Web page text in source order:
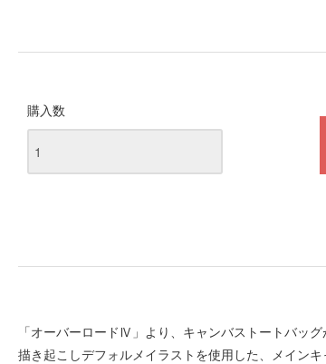
購入数
「オーバーロードⅣ」より、キャンバストートバッグ
描き起こしデフォルメイラストを使用した、メイン